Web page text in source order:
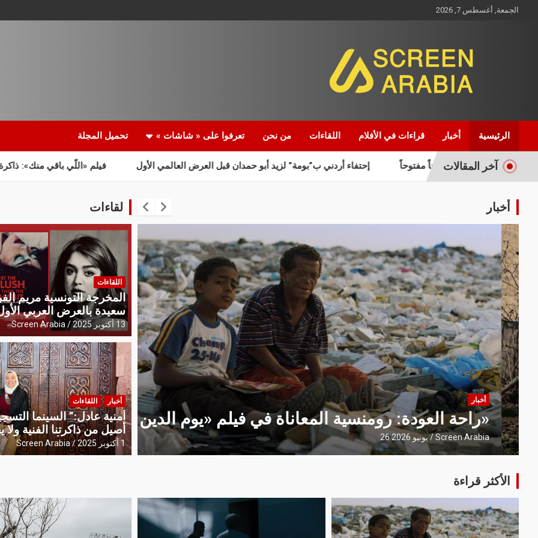
الجمعة, أغسطس 7, 2026
Screen Arabia
الرئيسية أخبار قراءات في الأفلام اللقاءات من نحن تعرفوا على « شاشات » تحميل المجلة
آخر المقالات
جرحاً مفتوحاً إحتفاء أردني ب”بومة” لزيد أبو حمدان قبل العرض العالمي الأول فيلم «اللّي باقي منك»: ذاكرة نابضة
أخبار
أخبار
راحة العودة: رومنسية المعاناة في فيلم «يوم الدين»
26 يونيو 2026 Screen Arabia
أخبار سينما قراءات في الأفلام
حروبنا الطائشة عندما تصبح الذاكرة جرحاً مفتوحاً
5 يونيو 2026 Screen Arabia
لقاءات
اللقاءات
المخرجة التونسية مريم
سعيدة بالعرض العربي
في القاهرة
13 أكتوبر 2025 Screen Arabia
أخبار اللقاءات
أمنية عادل:” السينما
أصيل من ذاكرتنا الفنية
تبقى حبيسة الأرفف”
1 أكتوبر 2025 Screen Arabia
الأكثر قراءة